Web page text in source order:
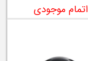
اتمام موجودی